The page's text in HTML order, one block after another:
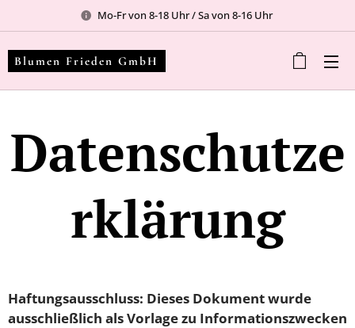
Mo-Fr von 8-18 Uhr / Sa von 8-16 Uhr
Blumen Frieden GmbH
Datenschutze
rklärung
Haftungsausschluss: Dieses Dokument wurde
ausschließlich als Vorlage zu Informationszwecken